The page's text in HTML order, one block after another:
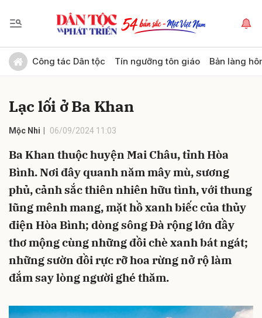
Công tác Dân tộc Tín ngưỡng tôn giáo Bản làng
Lạc lối ở Ba Khan
Mộc Nhi 06/09/2024 11:03
Ba Khan thuộc huyện Mai Châu, tỉnh Hòa
Bình. Nơi đây quanh năm mây mù, sương
phủ, cảnh sắc thiên nhiên hữu tình, với thung
lũng mênh mang, mặt hồ xanh biếc của thủy
điện Hòa Bình; dòng sông Đà rộng lớn đầy
thơ mộng cùng những đồi chè xanh bát ngát;
những sườn đồi rực rỡ hoa rừng nở rộ làm
đắm say lòng người ghé thăm.
Gửi bình luận
Hủy Gửi